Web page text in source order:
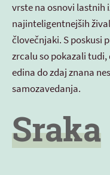
vrste na osnovi lastnih
najinteligentnejših
človečnjaki. S poskusi
zrcalu so pokazali
edina do zdaj znana
samozavedanja.
Sraka